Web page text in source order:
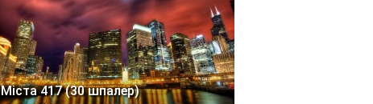
Міста 417 (30 шпалер)